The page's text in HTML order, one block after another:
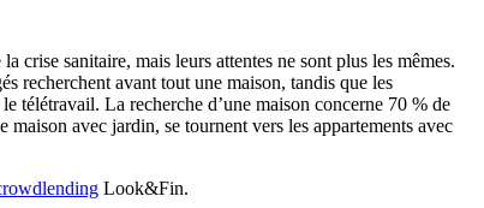
crise sanitaire, mais leurs attentes ne sont plus les mêmes.
recherchent avant tout une maison, tandis que les
télétravail. La recherche d’une maison concerne 70 % de
avec jardin, se tournent vers les appartements avec
Look&Fin.